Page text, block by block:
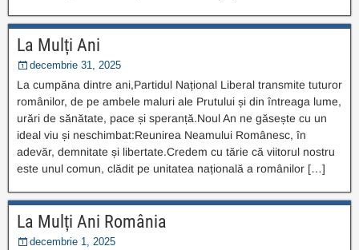
La Mulți Ani
decembrie 31, 2025
La cumpăna dintre ani,Partidul Național Liberal transmite tuturor
românilor, de pe ambele maluri ale Prutului și din întreaga lume,
urări de sănătate, pace și speranță.Noul An ne găsește cu un
ideal viu și neschimbat:Reunirea Neamului Românesc, în
adevăr, demnitate și libertate.Credem cu tărie că viitorul nostru
este unul comun, clădit pe unitatea națională a românilor […]
La Mulți Ani România
decembrie 1, 2025